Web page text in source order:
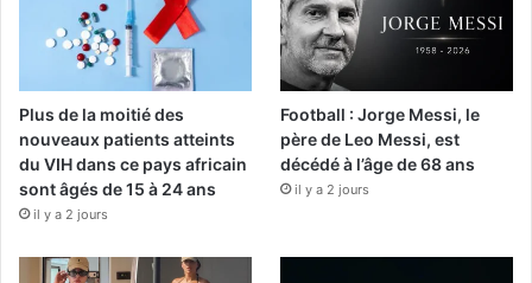
Plus de la moitié des
nouveaux patients atteints
du VIH dans ce pays africain
sont âgés de 15 à 24 ans
il y a 2 jours
Football : Jorge Messi, le
père de Leo Messi, est
décédé à l’âge de 68 ans
il y a 2 jours